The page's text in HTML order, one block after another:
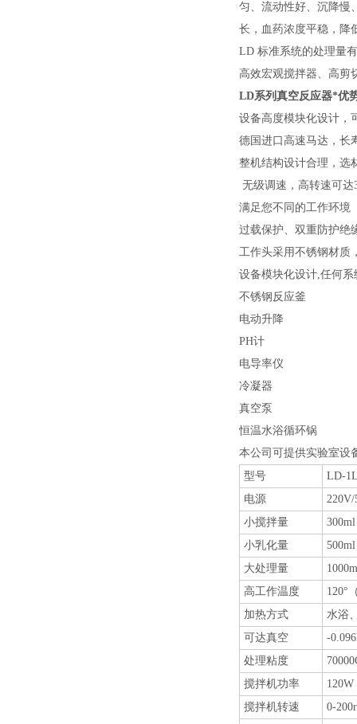
匀、流动性好、沉降慢
长，血药浓度平稳，降
LD 标准系统的处理量
高效宏观搅拌器、高剪
LD系列真空反应器*优
设备高度模块化设计，
德国进口高速马达，长
整机结构设计合理，选
无级调速，高转速可达
满足您不同的工作环境
过载保护、双重防护绝
工作头采用不锈钢材质
设备模块化设计,任何
不锈钢反应釜
电动升降
PH计
电导率仪
冷凝器
真空泵
恒温水浴循环锅
本公司可提供实验室设
型号
LD-
电源
220V/
小搅拌量
300ml
小乳化量
500ml
大处理量
高工作温度
120°
加热方式
水浴
可达真空
-
处理粘度
搅拌机功率
120W
搅拌机转速
0-